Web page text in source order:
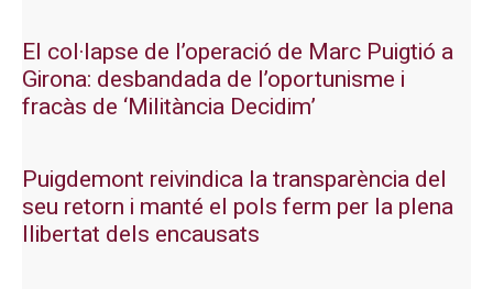
El col·lapse de l’operació de Marc Puigtió a
Girona: desbandada de l’oportunisme i
fracàs de ‘Militància Decidim’
Puigdemont reivindica la transparència del
seu retorn i manté el pols ferm per la plena
llibertat dels encausats